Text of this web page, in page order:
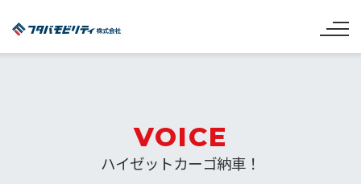
VOICE
ハイゼットカーゴ納車！